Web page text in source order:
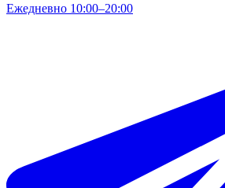
Ежедневно 10:00–20:00